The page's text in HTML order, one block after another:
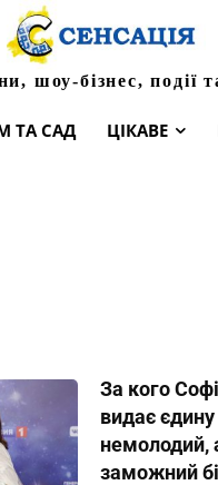
шоу-бізнес, події
ТА САД ЦІКАВЕ
За кого
видає
немолодий,
заможний